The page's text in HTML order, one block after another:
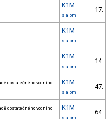
K1M
slalom
17.
K1M
slalom
K1M
slalom
14.
dostatečného vodního
K1M
slalom
47.
dostatečného vodního
K1M
64.